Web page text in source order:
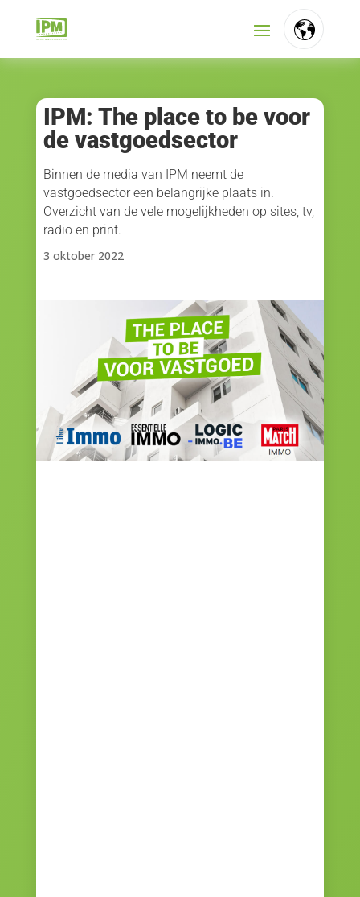
NL
IPM: The place to be voor
de vastgoedsector
Binnen de media van IPM neemt de
vastgoedsector een belangrijke plaats in.
Overzicht van de vele mogelijkheden op sites, tv,
radio en print.
3 oktober 2022